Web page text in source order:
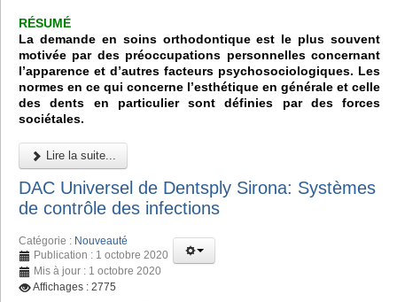
RÉSUMÉ
La demande en soins orthodontique est le plus souvent
motivée par des préoccupations personnelles concernant
l’apparence et d’autres facteurs psychosociologiques. Les
normes en ce qui concerne l’esthétique en générale et celle
des dents en particulier sont définies par des forces
sociétales.
Lire la suite...
DAC Universel de Dentsply Sirona: Systèmes
de contrôle des infections
Catégorie : Nouveauté
Publication : 1 octobre 2020
Mis à jour : 1 octobre 2020
Affichages : 2775